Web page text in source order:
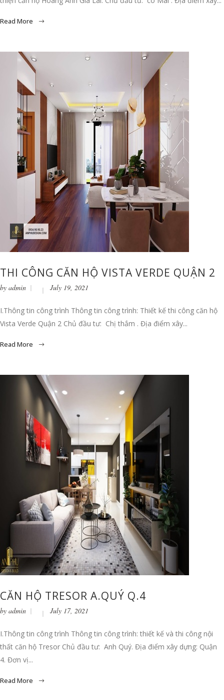
Read More
THI CÔNG CĂN HỘ VISTA VERDE QUẬN 2
by admin July 19, 2021
I.Thông tin công trình Thông tin công trình: Thiết kế thi công căn hộ
Vista Verde Quận 2 Chủ đầu tư: Chị thắm . Địa điểm xây...
Read More
CĂN HỘ TRESOR A.QUÝ Q.4
by admin July 17, 2021
I.Thông tin công trình Thông tin công trình: thiết kế và thi công nội
thất căn hộ Tresor Chủ đầu tư: Anh Quý. Địa điểm xây dựng: Quận
4. Đơn vị...
Read More